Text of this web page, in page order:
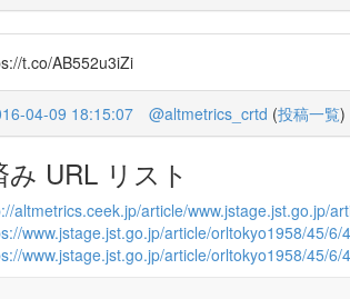
t.co/AB552u3iZi
04-09 18:15:07 @altmetrics_crtd (投稿一覧)
み URL リスト
altmetrics.ceek.jp/article/www.jstage.jst.go.jp/
www.jstage.jst.go.jp/article/orltokyo1958/45/
www.jstage.jst.go.jp/article/orltokyo1958/45/6/